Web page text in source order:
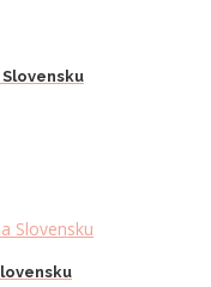
Slovensku